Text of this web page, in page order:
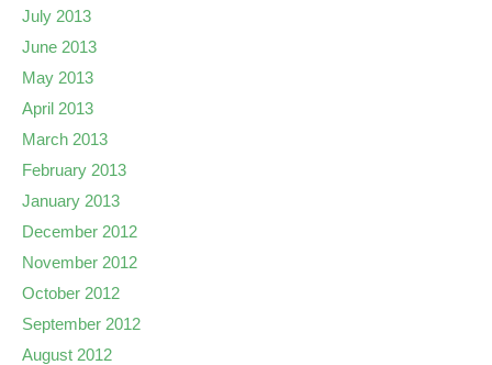
July 2013
June 2013
May 2013
April 2013
March 2013
February 2013
January 2013
December 2012
November 2012
October 2012
September 2012
August 2012